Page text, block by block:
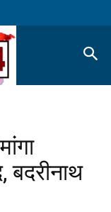
बदरीनाथ